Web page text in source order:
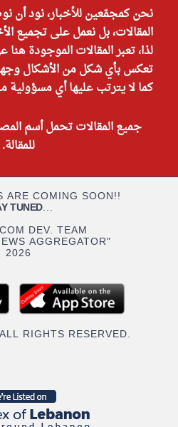
نحن كمجمّعين للأخبار، نود أن
المقالات، بل نعمل على تجميع
لذا، تعبر المقالات الموجودة
تعكس بأي شكل من الأشكال
كما لا يترتب عليها أي مسؤولية
جميع المقالات تحمل أسم
للمقالة.
ARE COMING SOON!!
TUNED...
DEV. TEAM
AGGREGATOR"
2026
RIGHTS RESERVED.